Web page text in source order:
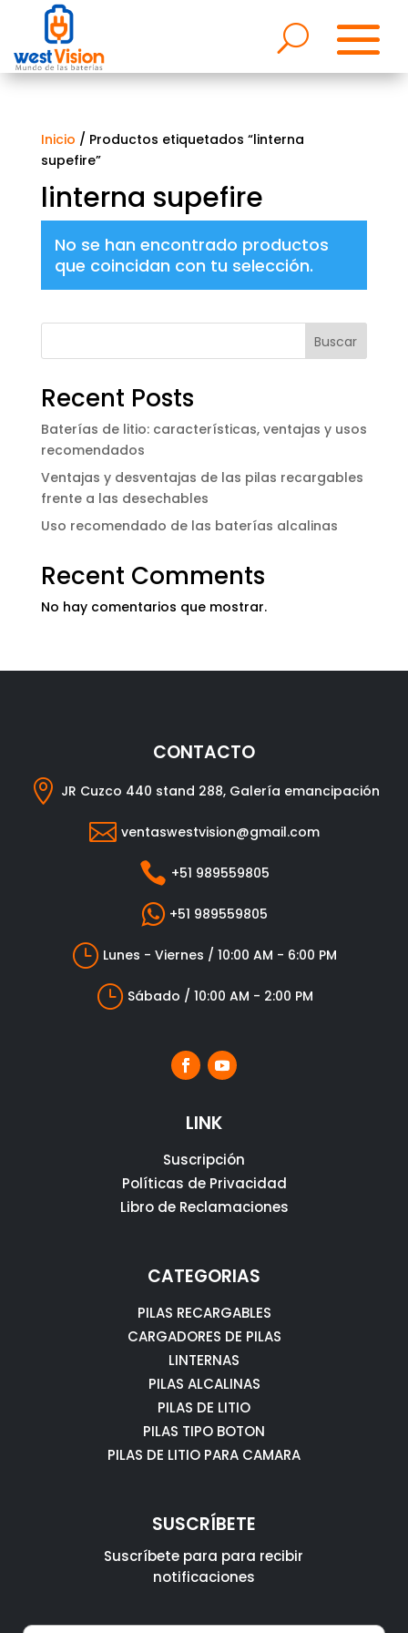
Inicio / Productos etiquetados “linterna
supefire”
linterna supefire
No se han encontrado productos
que coincidan con tu selección.
Buscar
Recent Posts
Baterías de litio: características, ventajas y usos
recomendados
Ventajas y desventajas de las pilas recargables
frente a las desechables
Uso recomendado de las baterías alcalinas
Recent Comments
No hay comentarios que mostrar.
CONTACTO
 JR Cuzco 440 stand 288, Galería emancipación
 ventaswestvision@gmail.com
 +51 989559805
 +51 989559805
} Lunes - Viernes / 10:00 AM - 6:00 PM
} Sábado / 10:00 AM - 2:00 PM
LINK
Suscripción
Políticas de Privacidad
Libro de Reclamaciones
CATEGORIAS
PILAS RECARGABLES
CARGADORES DE PILAS
LINTERNAS
PILAS ALCALINAS
PILAS DE LITIO
PILAS TIPO BOTON
PILAS DE LITIO PARA CAMARA
SUSCRÍBETE
Suscríbete para para recibir
notificaciones